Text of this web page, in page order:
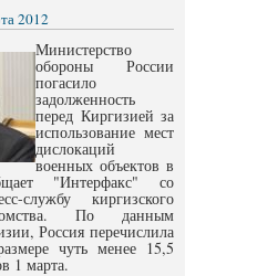
2012
Министерство
обороны России
погасило
задолженность
перед Киргизией за
использование мест
дислокаций
военных объектов в
"Интерфакс" со
службу киргизского
По данным
Россия перечислила
чуть менее 15,5
1 марта.